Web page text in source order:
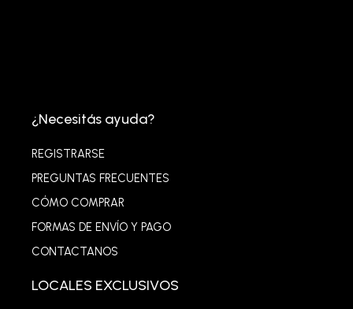
¿Necesitás ayuda?
REGISTRARSE
PREGUNTAS FRECUENTES
CÓMO COMPRAR
FORMAS DE ENVÍO Y PAGO
CONTACTANOS
LOCALES EXCLUSIVOS